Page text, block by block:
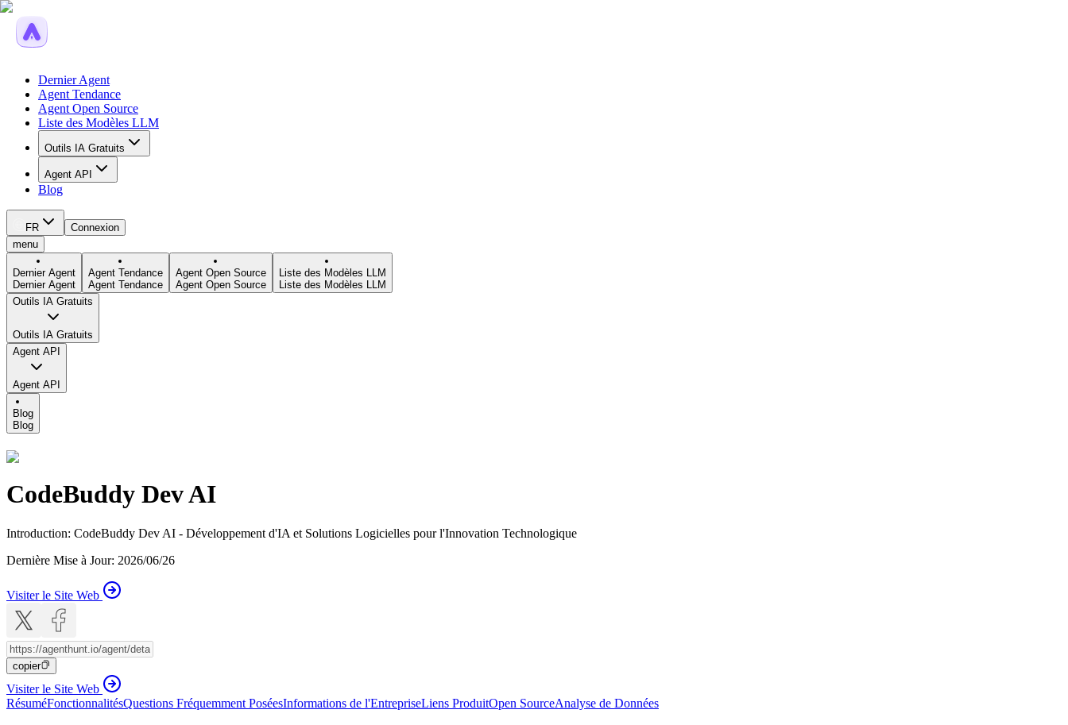
Dernier Agent
Agent Tendance
Agent Open Source
Liste des Modèles LLM
Outils IA Gratuits
Agent API
Blog
FR
Connexion
menu
Dernier Agent
Dernier Agent
Agent Tendance
Agent Tendance
Agent Open Source
Agent Open Source
Liste des Modèles LLM
Liste des Modèles LLM
Outils IA Gratuits
Outils IA Gratuits
Agent API
Agent API
Blog
Blog
CodeBuddy Dev AI
Introduction: CodeBuddy Dev AI - Développement d'IA et Solutions Logicielles pour l'Innovation Technologique
Dernière Mise à Jour: 2026/06/26
Visiter le Site Web
copier
Visiter le Site Web
RésuméFonctionnalitésQuestions Fréquemment PoséesInformations de l'EntrepriseLiens ProduitOpen SourceAnalyse de Données